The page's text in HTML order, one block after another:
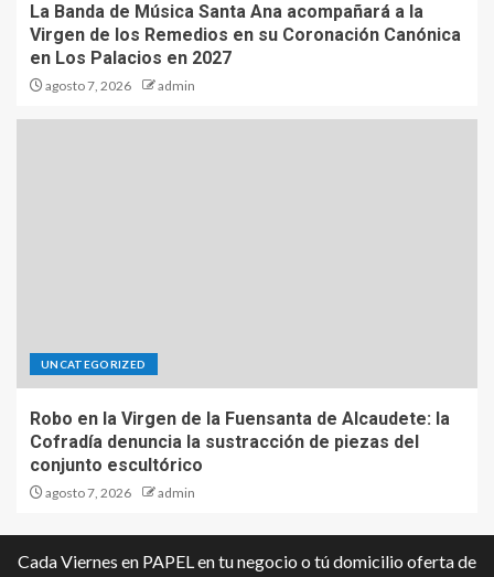
La Banda de Música Santa Ana acompañará a la
Virgen de los Remedios en su Coronación Canónica
en Los Palacios en 2027
agosto 7, 2026 admin
UNCATEGORIZED
Robo en la Virgen de la Fuensanta de Alcaudete: la
Cofradía denuncia la sustracción de piezas del
conjunto escultórico
agosto 7, 2026 admin
Cada Viernes en PAPEL en tu negocio o tú domicilio oferta de